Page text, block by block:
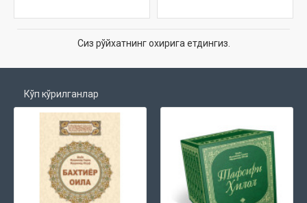
Сиз рўйхатнинг охирига етдингиз.
Кўп кўрилганлар